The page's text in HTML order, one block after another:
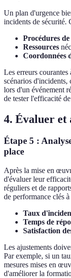
Un plan d'urgence
incidents de sécurité.
Procédures
Ressources
Coordonnées
Les erreurs
scénarios d'incidents,
lors d'un événement
de tester l'efficacité
4. Évaluer et
Étape 5 :
place
Après la mise en
d'évaluer leur
réguliers et de
de performance clés
Taux
Temps de
Satisfaction
Les ajustements
Par exemple, si un
mesures mises en
d'améliorer la